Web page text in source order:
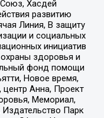
Хасдей
развитию
Линия, В защиту
и социальных
инициатив
здоровья и
фонд помощи
Новое время,
центр Анна, Проект
Мемориал,
Парк